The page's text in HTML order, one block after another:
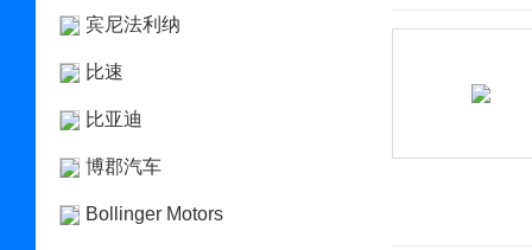
宾尼法利纳
比速
比亚迪
博郡汽车
Bollinger Motors